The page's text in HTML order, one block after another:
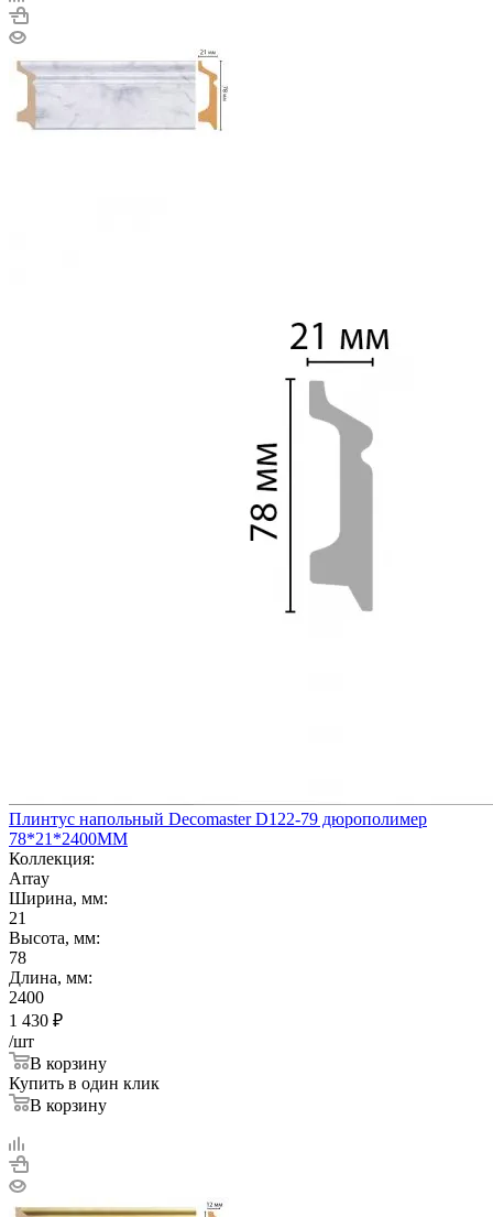
Плинтус напольный Decomaster D122-79 дюрополимер
78*21*2400ММ
Коллекция:
Array
Ширина, мм:
21
Высота, мм:
78
Длина, мм:
2400
1 430 ₽
/шт
В корзину
Купить в один клик
В корзину